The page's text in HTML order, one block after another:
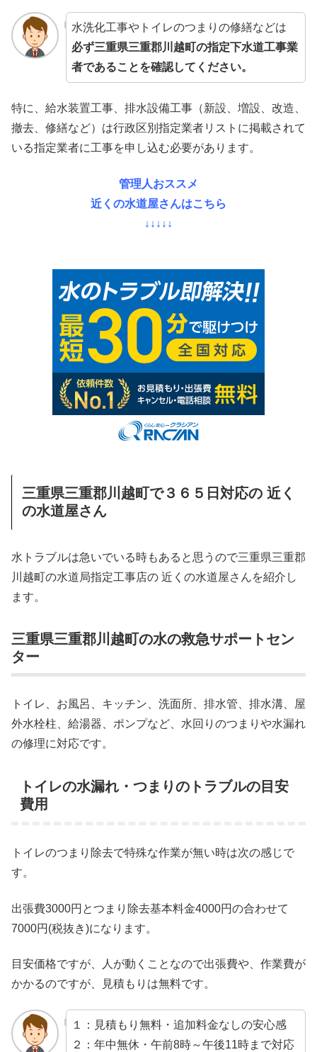
水洗化工事やトイレのつまりの修繕などは
必ず三重県三重郡川越町の指定下水道工事業
者であることを確認してください。
特に、給水装置工事、排水設備工事（新設、増設、改造、
撤去、修繕など）は行政区別指定業者リストに掲載されて
いる指定業者に工事を申し込む必要があります。
管理人おススメ
近くの水道屋さんはこちら
↓↓↓↓↓
三重県三重郡川越町で３６５日対応の 近く
の水道屋さん
水トラブルは急いでいる時もあると思うので三重県三重郡
川越町の水道局指定工事店の 近くの水道屋さんを紹介し
ます。
三重県三重郡川越町の水の救急サポートセン
ター
トイレ、お風呂、キッチン、洗面所、排水管、排水溝、屋
外水栓柱、給湯器、ポンプなど、水回りのつまりや水漏れ
の修理に対応です。
トイレの水漏れ・つまりのトラブルの目安
費用
トイレのつまり除去で特殊な作業が無い時は次の感じで
す。
出張費3000円とつまり除去基本料金4000円の合わせて
7000円(税抜き)になります。
目安価格ですが、人が動くことなので出張費や、作業費が
かかるのですが、見積もりは無料です。
１：見積もり無料・追加料金なしの安心感
２：年中無休・午前8時～午後11時まで対応